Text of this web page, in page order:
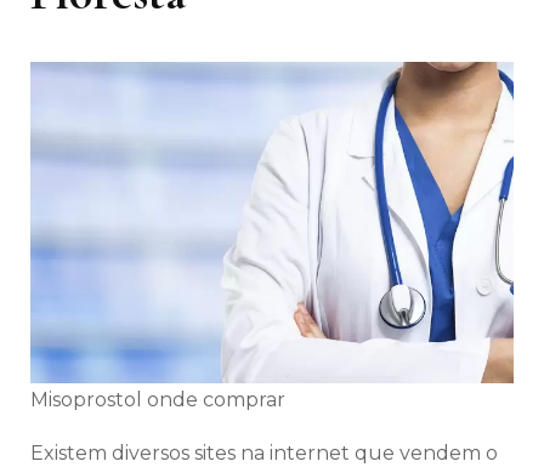
Misoprostol onde comprar
Existem diversos sites na internet que vendem o